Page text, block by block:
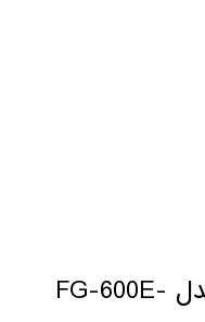
فایروال فورتی گیت باندل FG-600E-